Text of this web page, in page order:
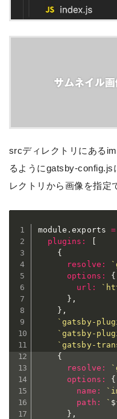
srcディレクトリにある
るようにgatsby-config.js
レクトリから画像を指定
module .exports =
plugins :
[
{
resolve : `
options :
{
url : `
} ,
} ,
`gatsby-
`gatsby-
`gatsby-
{
resolve : `
options :
{
name : `
path : `
} ,